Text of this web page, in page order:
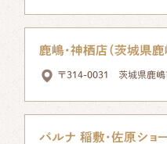
鹿嶋・神栖店（茨城県鹿
〒314-0031 茨城県鹿嶋
パルナ 稲敷・佐原ショ